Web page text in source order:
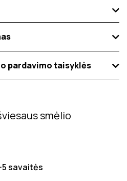
pardavimo taisyklės
smėlio
savaitės